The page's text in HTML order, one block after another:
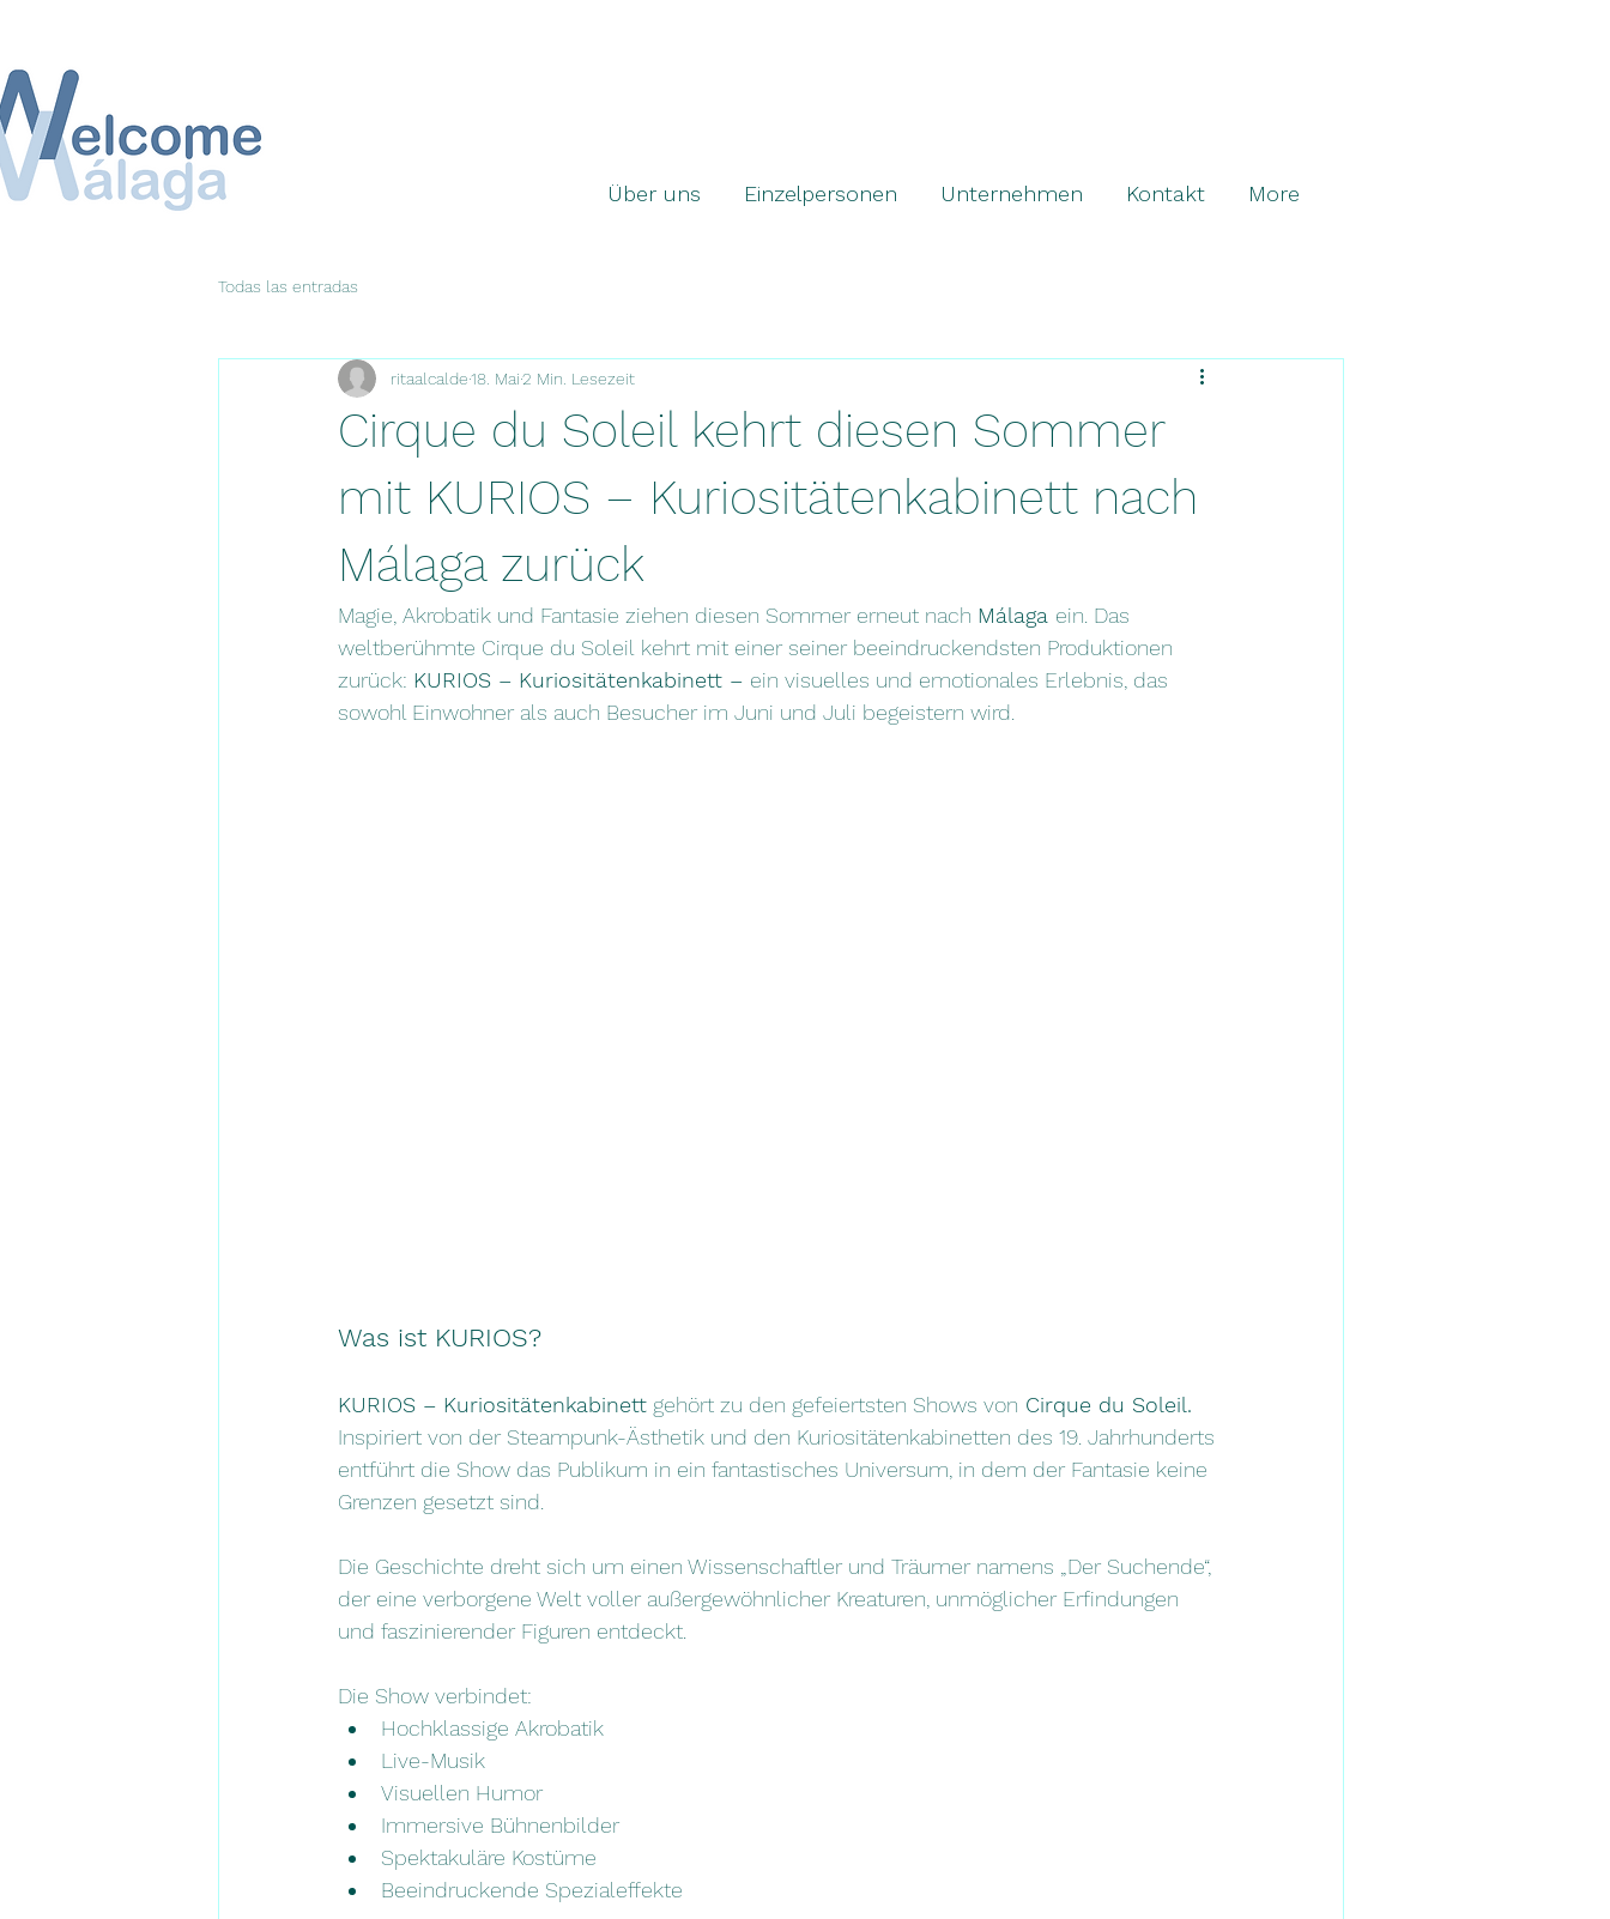
Über uns Einzelpersonen Unternehmen Kontakt More
Todas las entradas
Cirque du Soleil kehrt diesen Sommer
mit KURIOS – Kuriositätenkabinett nach
Málaga zurück
ritaalcalde18. Mai2 Min. Lesezeit
Magie, Akrobatik und Fantasie ziehen diesen Sommer erneut nach Málaga ein. Das
weltberühmte Cirque du Soleil kehrt mit einer seiner beeindruckendsten Produktionen
zurück: KURIOS – Kuriositätenkabinett – ein visuelles und emotionales Erlebnis, das
sowohl Einwohner als auch Besucher im Juni und Juli begeistern wird.
Was ist KURIOS?
KURIOS – Kuriositätenkabinett gehört zu den gefeiertsten Shows von Cirque du Soleil.
Inspiriert von der Steampunk-Ästhetik und den Kuriositätenkabinetten des 19. Jahrhunderts
entführt die Show das Publikum in ein fantastisches Universum, in dem der Fantasie keine
Grenzen gesetzt sind.
Die Geschichte dreht sich um einen Wissenschaftler und Träumer namens „Der Suchende“,
der eine verborgene Welt voller außergewöhnlicher Kreaturen, unmöglicher Erfindungen
und faszinierender Figuren entdeckt.
Die Show verbindet:
Hochklassige Akrobatik
Live-Musik
Visuellen Humor
Immersive Bühnenbilder
Spektakuläre Kostüme
Beeindruckende Spezialeffekte